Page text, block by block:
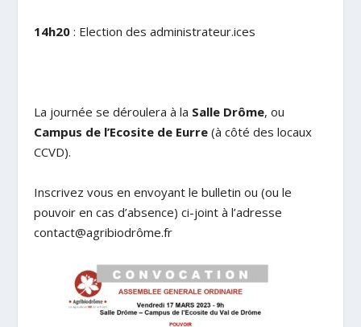
14h20 : Election des administrateur.ices
La journée se déroulera à la Salle Drôme, ou
Campus de l’Ecosite de Eurre (à côté des locaux
CCVD).
Inscrivez vous en envoyant le bulletin ou (ou le
pouvoir en cas d’absence) ci-joint à l’adresse
contact@agribiodrôme.fr